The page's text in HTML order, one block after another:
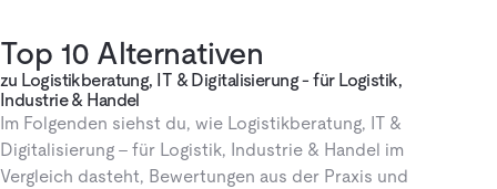
Top 10 Alternativen
zu Logistikberatung, IT & Digitalisierung - für Logistik,
Industrie & Handel
Im Folgenden siehst du, wie Logistikberatung, IT &
Digitalisierung - für Logistik, Industrie & Handel im
Vergleich dasteht, Bewertungen aus der Praxis und